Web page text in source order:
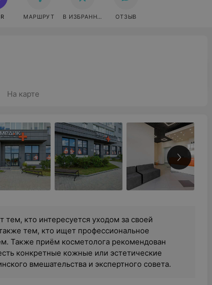
МАРШРУТ В ИЗБРАННОЕ ОТЗЫВ
На карте
тем, кто интересуется уходом за своей
тем, кто ищет профессиональное
Также приём косметолога рекомендован
конкретные кожные или эстетические
вмешательства и экспертного совета.